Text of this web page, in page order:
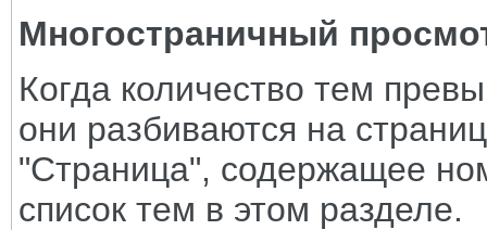
Многостраничный
Когда количество тем
они разбиваются на
"Страница", содержащее
список тем в этом разделе.